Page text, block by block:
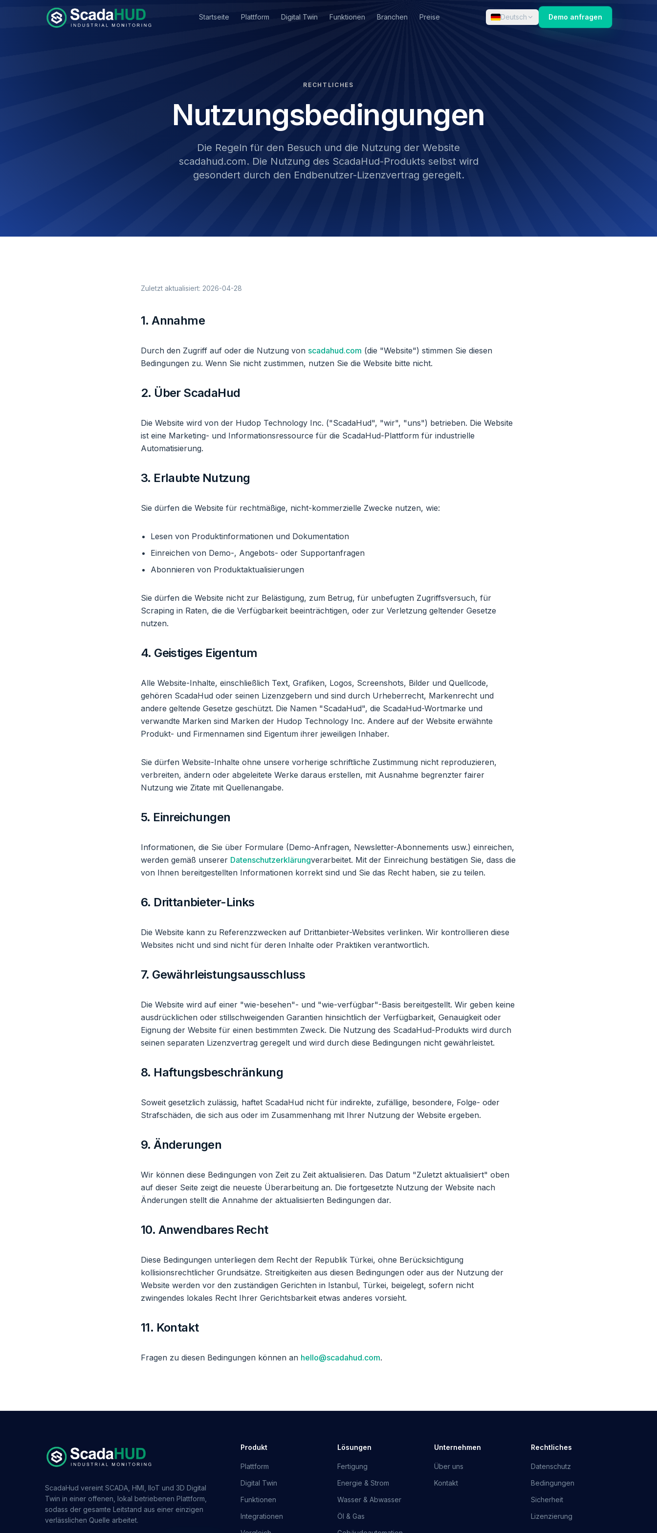
Startseite Plattform Digital Twin Funktionen Branchen Preise Deutsch Demo anfragen
RECHTLICHES
Nutzungsbedingungen
Die Regeln für den Besuch und die Nutzung der Website
scadahud.com. Die Nutzung des ScadaHud-Produkts selbst wird
gesondert durch den Endbenutzer-Lizenzvertrag geregelt.
Zuletzt aktualisiert: 2026-04-28
1. Annahme
Durch den Zugriff auf oder die Nutzung von scadahud.com (die "Website") stimmen Sie diesen
Bedingungen zu. Wenn Sie nicht zustimmen, nutzen Sie die Website bitte nicht.
2. Über ScadaHud
Die Website wird von der Hudop Technology Inc. ("ScadaHud", "wir", "uns") betrieben. Die Website
ist eine Marketing- und Informationsressource für die ScadaHud-Plattform für industrielle
Automatisierung.
3. Erlaubte Nutzung
Sie dürfen die Website für rechtmäßige, nicht-kommerzielle Zwecke nutzen, wie:
Lesen von Produktinformationen und Dokumentation
Einreichen von Demo-, Angebots- oder Supportanfragen
Abonnieren von Produktaktualisierungen
Sie dürfen die Website nicht zur Belästigung, zum Betrug, für unbefugten Zugriffsversuch, für
Scraping in Raten, die die Verfügbarkeit beeinträchtigen, oder zur Verletzung geltender Gesetze
nutzen.
4. Geistiges Eigentum
Alle Website-Inhalte, einschließlich Text, Grafiken, Logos, Screenshots, Bilder und Quellcode,
gehören ScadaHud oder seinen Lizenzgebern und sind durch Urheberrecht, Markenrecht und
andere geltende Gesetze geschützt. Die Namen "ScadaHud", die ScadaHud-Wortmarke und
verwandte Marken sind Marken der Hudop Technology Inc. Andere auf der Website erwähnte
Produkt- und Firmennamen sind Eigentum ihrer jeweiligen Inhaber.
Sie dürfen Website-Inhalte ohne unsere vorherige schriftliche Zustimmung nicht reproduzieren,
verbreiten, ändern oder abgeleitete Werke daraus erstellen, mit Ausnahme begrenzter fairer
Nutzung wie Zitate mit Quellenangabe.
5. Einreichungen
Informationen, die Sie über Formulare (Demo-Anfragen, Newsletter-Abonnements usw.) einreichen,
werden gemäß unserer Datenschutzerklärungverarbeitet. Mit der Einreichung bestätigen Sie, dass die
von Ihnen bereitgestellten Informationen korrekt sind und Sie das Recht haben, sie zu teilen.
6. Drittanbieter-Links
Die Website kann zu Referenzzwecken auf Drittanbieter-Websites verlinken. Wir kontrollieren diese
Websites nicht und sind nicht für deren Inhalte oder Praktiken verantwortlich.
7. Gewährleistungsausschluss
Die Website wird auf einer "wie-besehen"- und "wie-verfügbar"-Basis bereitgestellt. Wir geben keine
ausdrücklichen oder stillschweigenden Garantien hinsichtlich der Verfügbarkeit, Genauigkeit oder
Eignung der Website für einen bestimmten Zweck. Die Nutzung des ScadaHud-Produkts wird durch
seinen separaten Lizenzvertrag geregelt und wird durch diese Bedingungen nicht gewährleistet.
8. Haftungsbeschränkung
Soweit gesetzlich zulässig, haftet ScadaHud nicht für indirekte, zufällige, besondere, Folge- oder
Strafschäden, die sich aus oder im Zusammenhang mit Ihrer Nutzung der Website ergeben.
9. Änderungen
Wir können diese Bedingungen von Zeit zu Zeit aktualisieren. Das Datum "Zuletzt aktualisiert" oben
auf dieser Seite zeigt die neueste Überarbeitung an. Die fortgesetzte Nutzung der Website nach
Änderungen stellt die Annahme der aktualisierten Bedingungen dar.
10. Anwendbares Recht
Diese Bedingungen unterliegen dem Recht der Republik Türkei, ohne Berücksichtigung
kollisionsrechtlicher Grundsätze. Streitigkeiten aus diesen Bedingungen oder aus der Nutzung der
Website werden vor den zuständigen Gerichten in Istanbul, Türkei, beigelegt, sofern nicht
zwingendes lokales Recht Ihrer Gerichtsbarkeit etwas anderes vorsieht.
11. Kontakt
Fragen zu diesen Bedingungen können an hello@scadahud.com.
ScadaHud vereint SCADA, HMI, IIoT und 3D Digital
Twin in einer offenen, lokal betriebenen Plattform,
sodass der gesamte Leitstand aus einer einzigen
verlässlichen Quelle arbeitet.
Produkt
Plattform
Digital Twin
Funktionen
Integrationen
Lösungen
Fertigung
Energie & Strom
Wasser & Abwasser
Öl & Gas
Unternehmen
Über uns
Kontakt
Rechtliches
Datenschutz
Bedingungen
Sicherheit
Lizenzierung